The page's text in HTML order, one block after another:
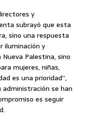
y
subrayó que esta
sino una respuesta
iluminación y
Palestina, sino
mujeres, niñas,
es una prioridad”,
administración se han
es seguir